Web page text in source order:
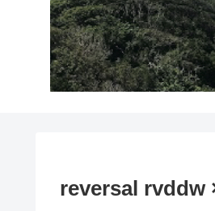
reversal rvddw